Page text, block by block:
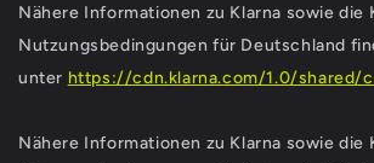
Nähere Informationen zu Klarna sowie die
Nutzungsbedingungen für Deutschland
unter https://cdn.klarna.com/1.0/
Nähere Informationen zu Klarna sowie die